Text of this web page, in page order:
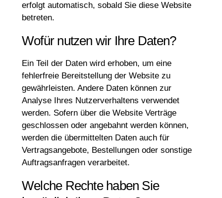
erfolgt automatisch, sobald Sie diese Website
betreten.
Wofür nutzen wir Ihre Daten?
Ein Teil der Daten wird erhoben, um eine
fehlerfreie Bereitstellung der Website zu
gewährleisten. Andere Daten können zur
Analyse Ihres Nutzerverhaltens verwendet
werden. Sofern über die Website Verträge
geschlossen oder angebahnt werden können,
werden die übermittelten Daten auch für
Vertragsangebote, Bestellungen oder sonstige
Auftragsanfragen verarbeitet.
Welche Rechte haben Sie